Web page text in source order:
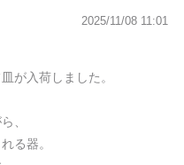
2025/11/08 11:01
が入荷しました。
、
る器。